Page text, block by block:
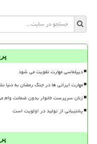
دیپلماسی مهارت تقویت می شود
مهارت ایرانی ها در جنگ رمضان به دنیا
زنان سرپرست خانوار بدون ضمانت وام
پشتیبانی از تولید در اولویت است